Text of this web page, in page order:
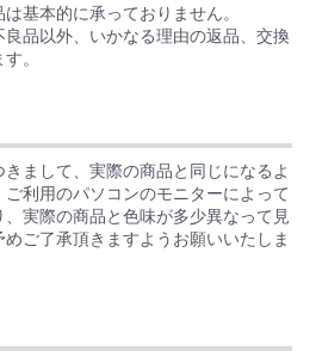
基本的に承っておりません。
品以外、いかなる理由の返品、交換
。
まして、実際の商品と同じになるよ
利用のパソコンのモニターによって
実際の商品と色味が多少異なって見
ご了承頂きますようお願いいたしま